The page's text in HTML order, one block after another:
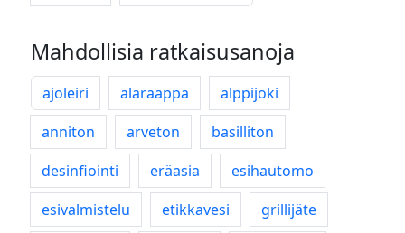
Mahdollisia ratkaisusanoja
ajoleiri alaraappa
alppijoki
anniton
arveton
basilliton
desinfiointi
eräasia
esihautomo
esivalmistelu
etikkavesi
grillijäte